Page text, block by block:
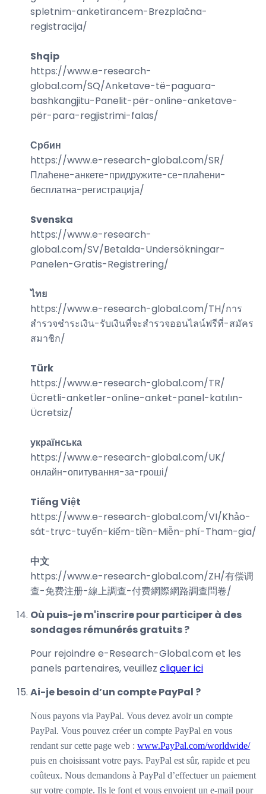
spletnim-anketirancem-Brezplačna-
registracija/
Shqip
https://www.e-research-
global.com/SQ/Anketave-të-paguara-
bashkangjitu-Panelit-për-online-anketave-
për-para-regjistrimi-falas/
Србин
https://www.e-research-global.com/SR/
Плаћене-анкете-придружите-се-плаћени-
бесплатна-регистрација/
Svenska
https://www.e-research-
global.com/SV/Betalda-Undersökningar-
Panelen-Gratis-Registrering/
ไทย
https://www.e-research-global.com/TH/การ
สำรวจชำระเงิน-รับเงินที่จะสำรวจออนไลน์ฟรีที่-สมัคร
สมาชิก/
Türk
https://www.e-research-global.com/TR/
Ücretli-anketler-online-anket-panel-katılın-
Ücretsiz/
українська
https://www.e-research-global.com/UK/
онлайн-опитування-за-гроші/
Tiếng Việt
https://www.e-research-global.com/VI/Khảo-
sát-trực-tuyến-kiếm-tiền-Miễn-phí-Tham-gia/
中文
https://www.e-research-global.com/ZH/有偿调
查-免费注册-線上調查-付费網際網路調查問卷/
Où puis-je m'inscrire pour participer à des
sondages rémunérés gratuits ?
Pour rejoindre e-Research-Global.com et les
panels partenaires, veuillezcliquer ici
Ai-je besoin d’un compte PayPal ?
Nous payons via PayPal. Vous devez avoir un compte
PayPal. Vous pouvez créer un compte PayPal en vous
rendant sur cette page web :www.PayPal.com/worldwide/
puis en choisissant votre pays. PayPal est sûr, rapide et peu
coûteux. Nous demandons à PayPal d’effectuer un paiement
sur votre compte. Ils le font et vous envoient un e-mail pour